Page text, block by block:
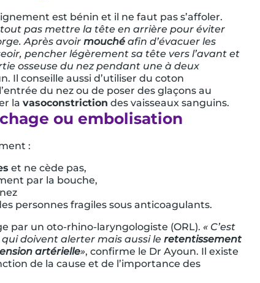
est bénin et il ne faut pas s’affoler.
pas mettre la tête en arrière pour éviter
Après avoir mouché afin d’évacuer les
pencher légèrement sa tête vers l’avant et
osseuse du nez pendant une à deux
Il conseille aussi d’utiliser du coton
du nez ou de poser des glaçons au
la vasoconstriction des vaisseaux sanguins.
ou embolisation
:
et ne cède pas,
par la bouche,
personnes fragiles sous anticoagulants.
par un oto-rhino-laryngologiste (ORL). « C’est
qui doivent alerter mais aussi le retentissement
artérielle», confirme le Dr Ayoun. Il existe
de la cause et de l’importance des